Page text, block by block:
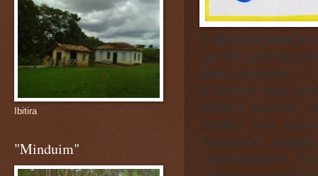
O dia dos pais no
agosto. Isso faz
dias diferentes.
A história mais
William Jackson
perdeu sua
pequenos,
homenageá-lo,
Ibitira
"Minduim"